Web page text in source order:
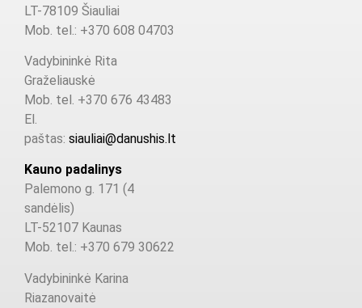
LT-78109 Šiauliai
Mob. tel.: +370 608 04703
Vadybininkė Rita
Graželiauskė
Mob. tel. +370 676 43483
El.
paštas: siauliai@danushis.lt
Kauno padalinys
Palemono g. 171 (4
sandėlis)
LT-52107 Kaunas
Mob. tel.: +370 679 30622
Vadybininkė Karina
Riazanovaitė